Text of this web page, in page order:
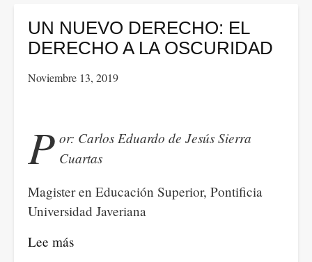
PLANETA
UN NUEVO DERECHO: EL
DERECHO A LA OSCURIDAD
Noviembre 13, 2019
P or: Carlos Eduardo de Jesús Sierra
Cuartas
Magister en Educación Superior, Pontificia
Universidad Javeriana
Lee más